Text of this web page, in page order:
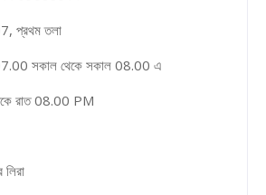
প্রথম তলা
সকাল থেকে সকাল 08.00 এ
রাত 08.00 PM